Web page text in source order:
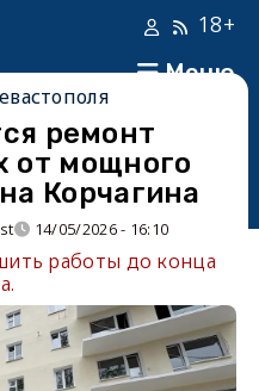
Меню
18+
ремонт
от мощного
Корчагина
14/05/2026 - 16:10
работы до конца